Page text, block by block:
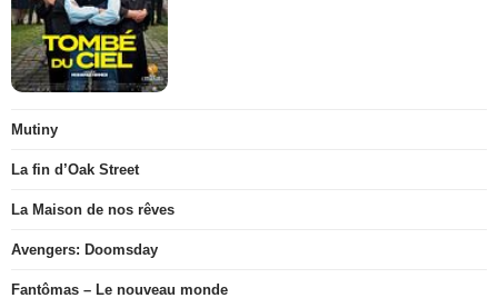
Mutiny
La fin d’Oak Street
La Maison de nos rêves
Avengers: Doomsday
Fantômas – Le nouveau monde